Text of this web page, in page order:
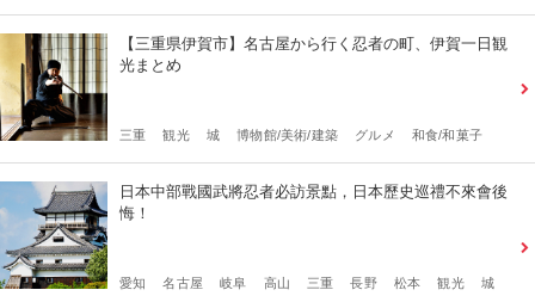
【三重県伊賀市】名古屋から行く忍者の町、伊賀一日観
光まとめ
三重 観光 城 博物館/美術/建築 グルメ 和食/和菓子
日本中部戰國武將忍者必訪景點，日本歷史巡禮不來會後
悔！
愛知 名古屋 岐阜 高山 三重 長野 松本 観光
城